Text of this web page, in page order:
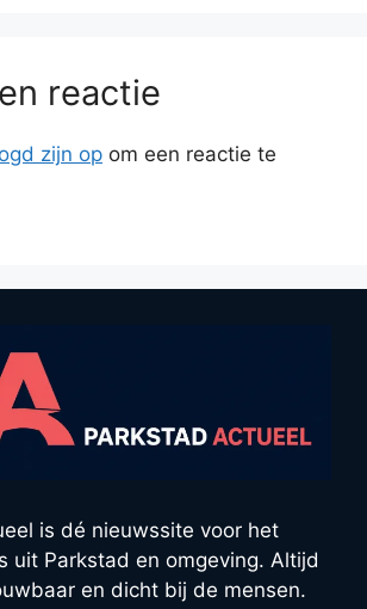
reactie
zijn op om een reactie te
is dé nieuwssite voor het
uit Parkstad en omgeving. Altijd
en dicht bij de mensen.